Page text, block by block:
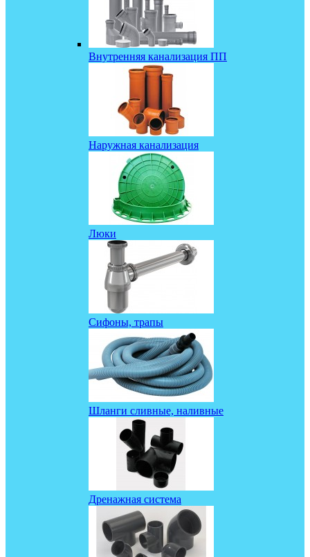
Внутренняя канализация ПП
Наружная канализация
Люки
Сифоны, трапы
Шланги сливные, наливные
Дренажная система